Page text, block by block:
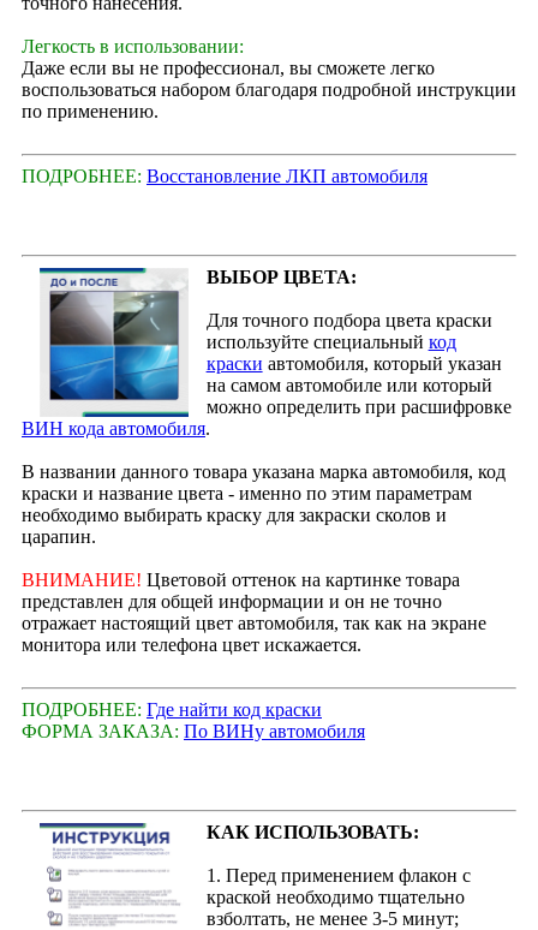
Легкость в использовании:
Даже если вы не профессионал, вы сможете легко
воспользоваться набором благодаря подробной инструкции
по применению.
ПОДРОБНЕЕ: Восстановление ЛКП автомобиля
ВЫБОР ЦВЕТА:
Для точного подбора цвета краски
используйте специальный код
краски автомобиля, который указан
на самом автомобиле или который
можно определить при расшифровке
ВИН кода автомобиля.
В названии данного товара указана марка автомобиля, код
краски и название цвета - именно по этим параметрам
необходимо выбирать краску для закраски сколов и
царапин.
ВНИМАНИЕ! Цветовой оттенок на картинке товара
представлен для общей информации и он не точно
отражает настоящий цвет автомобиля, так как на экране
монитора или телефона цвет искажается.
ПОДРОБНЕЕ: Где найти код краски
ФОРМА ЗАКАЗА: По ВИНу автомобиля
КАК ИСПОЛЬЗОВАТЬ:
1. Перед применением флакон с
краской необходимо тщательно
взболтать, не менее 3-5 минут;